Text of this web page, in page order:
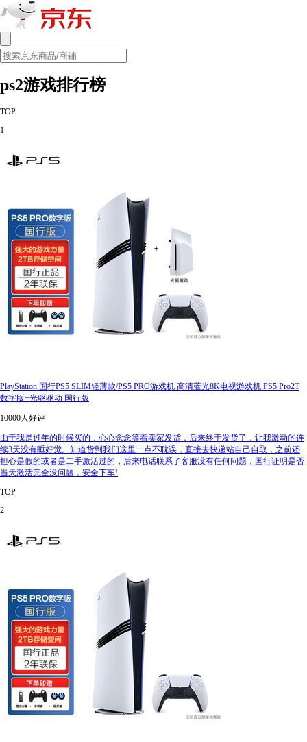
ps2游戏排行榜
TOP
1
PlayStation 国行PS5 SLIM轻薄款/PS5 PRO游戏机 高清蓝光8K电视游戏机 PS5 Pro2T
数字版+光驱驱动 国行版
10000人好评
由于我是过年的时候买的，心心念念等着卖家发货，后来终于发货了，让我激动的连
续3天没有睡好觉。知道货到我们这里一点不耽误，直接去快递站自己自取，之前还
担心是假的或者是二手激活过的，后来电话联系了客服没有任何问题，国行证明是否
当天激活完全没问题，安全下车!
TOP
2